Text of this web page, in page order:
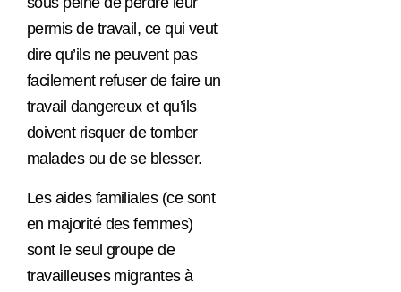
permis de travail, ce qui veut
dire qu’ils ne peuvent pas
facilement refuser de faire un
travail dangereux et qu’ils
doivent risquer de tomber
malades ou de se blesser.
Les aides familiales (ce sont
en majorité des femmes)
sont le seul groupe de
travailleuses migrantes à